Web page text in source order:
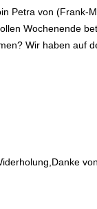
Petra von
Wochenende
Wir haben auf